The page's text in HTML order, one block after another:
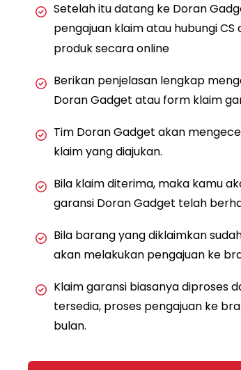
Setelah itu datang ke Doran
pengajuan klaim atau hubungi CS
produk secara online
Berikan penjelasan lengkap
Doran Gadget atau form klaim
Tim Doran Gadget akan
klaim yang diajukan.
Bila klaim diterima, maka kamu
garansi Doran Gadget telah
Bila barang yang diklaimkan
akan melakukan pengajuan ke
Klaim garansi biasanya diproses
tersedia, proses pengajuan ke
bulan.